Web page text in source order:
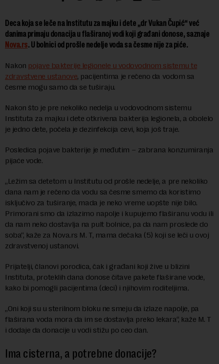
Deca koja se leče na Institutu za majku i dete „dr Vukan Čupić“ već
danima primaju donacija u flaširanoj vodi koji građani donose, saznaje
Nova.rs. U bolnici od prošle nedelje voda sa česme nije za piće.
Nakon pojave bakterije legionele u vodovodnom sistemu te
zdravstvene ustanove, pacijentima je rečeno da vodom sa
česme mogu samo da se tuširaju.
Nakon što je pre nekoliko nedelja u vodovodnom sistemu
Instituta za majku i dete otkrivena bakterija legionela, a obolelo
je jedno dete, počela je dezinfekcija cevi, koja još traje.
Posledica pojave bakterije je međutim – zabrana konzumiranja
pijaće vode.
„Ležim sa detetom u Institutu od prošle nedelje, a pre nekoliko
dana nam je rečeno da vodu sa česme smemo da koristimo
isključivo za tuširanje, mada je neko vreme uopšte nije bilo.
Primorani smo da izlazimo napolje i kupujemo flaširanu vodu ili
da nam neko dostavlja na pult bolnice, pa da nam proslede do
soba“, kaže za Nova.rs M. T, mama dečaka (5) koji se leči u ovoj
zdravstvenoj ustanovi.
Prijatelji, članovi porodica, čak i građani koji žive u blizini
Instituta, proteklih dana donose čitave pakete flaširane vode,
kako bi pomogli pacijentima (deci) i njihovim roditeljima.
„Oni koji su u sterilnom bloku ne smeju da izlaze napolje, pa
flaširana voda mora da im se dostavlja preko lekara“, kaže M. T
i dodaje da donacije u vodi stižu po ceo dan.
Ima cisterna, a potrebne donacije?